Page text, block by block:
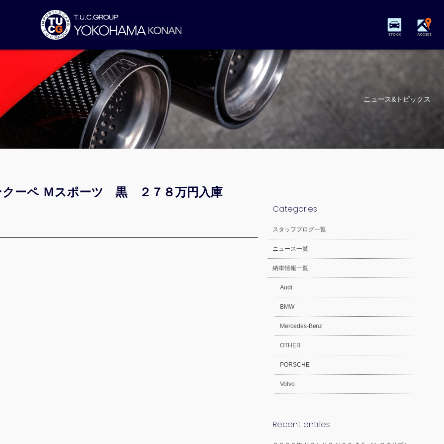
STOCK ACCESS
ニュース&トピックス
クーペ Ｍスポーツ 黒 ２７８万円入庫
Categories
スタッフブログ一覧
ニュース一覧
納車情報一覧
Audi
BMW
Mercedes-Benz
OTHER
PORSCHE
Volvo
Recent entries